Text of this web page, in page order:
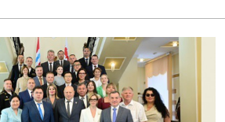
панк 3 апреля 2025 в 12:01:
во сколько раз увеличилась?